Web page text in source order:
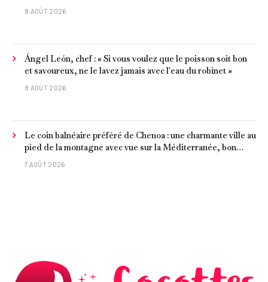
8 AOÛT 2026
Ángel León, chef : « Si vous voulez que le poisson soit bon
et savoureux, ne le lavez jamais avec l'eau du robinet »
8 AOÛT 2026
Le coin balnéaire préféré de Chenoa : une charmante ville au
pied de la montagne avec vue sur la Méditerranée, bon
poisson et criques isolées
7 AOÛT 2026